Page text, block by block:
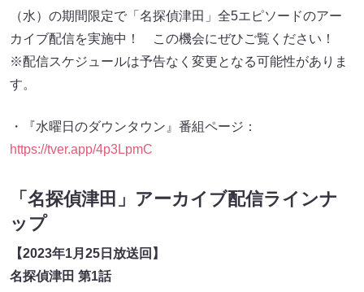
（水）の期間限定で「名探偵津田」全5エピソードのアー
カイブ配信を実施中！ この機会にぜひご覧ください！
※配信スケジュールは予告なく変更となる可能性がありま
す。
・『水曜日のダウンタウン』番組ページ：
https://tver.app/4p3LpmC
「名探偵津田」アーカイブ配信ラインナ
ップ
【2023年1月25日放送回】
名探偵津田 第1話